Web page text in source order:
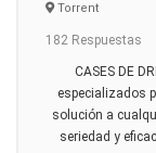
Torrent
182 Respuestas
CASES DE
especializados
solución a
seriedad y